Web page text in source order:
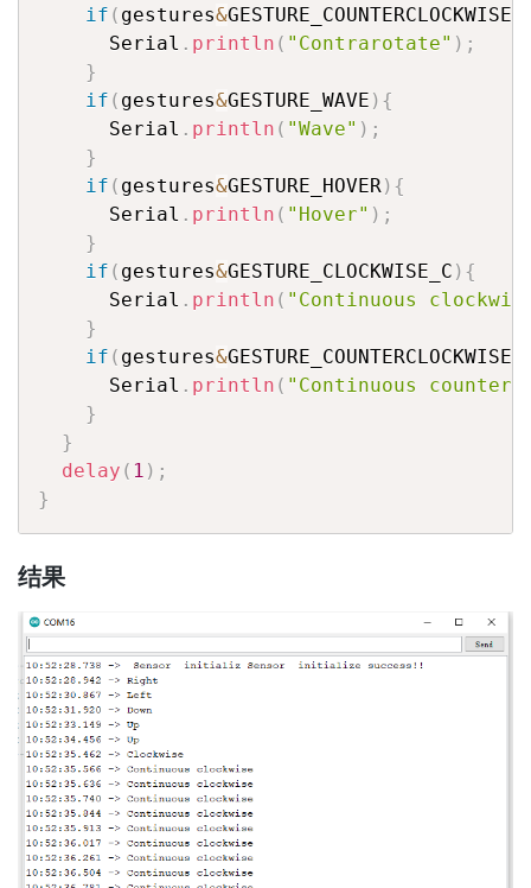
if ( gestures&GESTURE_COUNTERCLOCKWISE
      Serial
. println ( "Contrarotate" ) ;
}
if ( gestures&GESTURE_WAVE ) {
      Serial
. println ( "Wave" ) ;
}
if ( gestures&GESTURE_HOVER ) {
      Serial
. println ( "Hover" ) ;
}
if ( gestures&GESTURE_CLOCKWISE_C ) {
      Serial
. println ( "Continuous
}
if ( gestures&
      Serial
. println ( "Continuous
}
}
delay ( 1 ) ;
}
结果